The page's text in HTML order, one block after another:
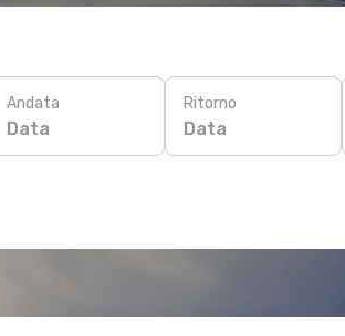
Andata
Data
Ritorno
Data